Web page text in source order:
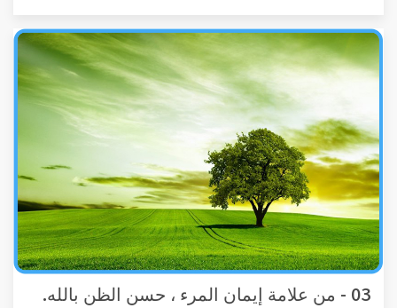
03 - من علامة إيمان المرء ، حسن الظن بالله.